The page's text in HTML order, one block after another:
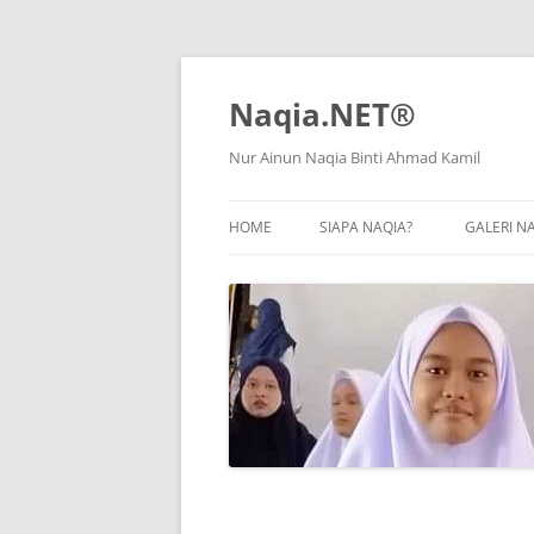
Naqia.NET®
Nur Ainun Naqia Binti Ahmad Kamil
HOME SIAPA NAQIA?
KAFA INTEGRASI AR-RAIHAN
GALERI